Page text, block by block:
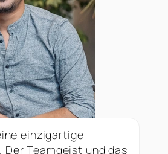
einzigartige
Der Teamgeist und das